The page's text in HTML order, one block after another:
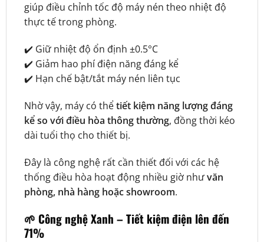
giúp điều chỉnh tốc độ máy nén theo nhiệt độ
thực tế trong phòng.
✔️ Giữ nhiệt độ ổn định ±0.5°C
✔️ Giảm hao phí điện năng đáng kể
✔️ Hạn chế bật/tắt máy nén liên tục
Nhờ vậy, máy có thểtiết kiệm năng lượng đáng
kể so với điều hòa thông thường, đồng thời kéo
dài tuổi thọ cho thiết bị.
Đây là công nghệ rất cần thiết đối với các hệ
thống điều hòa hoạt động nhiều giờ nhưvăn
phòng, nhà hàng hoặc showroom.
🌱 Công nghệ Xanh – Tiết kiệm điện lên đến
71%